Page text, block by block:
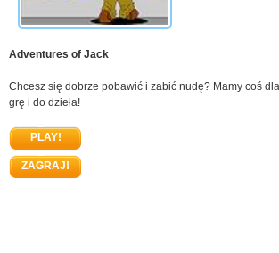
Adventures of Jack
Chcesz się dobrze pobawić i zabić nudę? Mamy coś
grę i do dzieła!
PLAY!
ZAGRAJ!